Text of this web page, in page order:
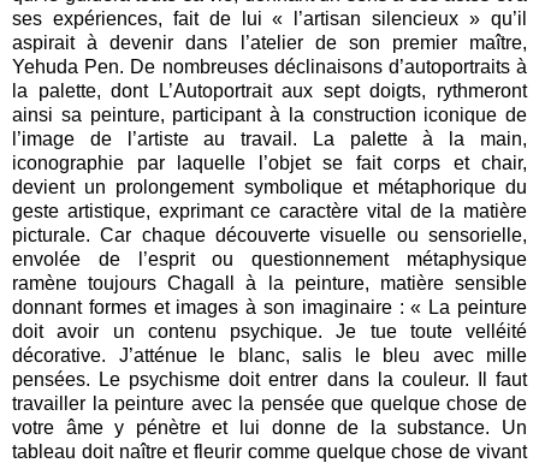
ses expériences, fait de lui « l’artisan silencieux » qu’il
aspirait à devenir dans l’atelier de son premier maître,
Yehuda Pen. De nombreuses déclinaisons d’autoportraits à
la palette, dont L’Autoportrait aux sept doigts, rythmeront
ainsi sa peinture, participant à la construction iconique de
l’image de l’artiste au travail. La palette à la main,
iconographie par laquelle l’objet se fait corps et chair,
devient un prolongement symbolique et métaphorique du
geste artistique, exprimant ce caractère vital de la matière
picturale. Car chaque découverte visuelle ou sensorielle,
envolée de l’esprit ou questionnement métaphysique
ramène toujours Chagall à la peinture, matière sensible
donnant formes et images à son imaginaire : « La peinture
doit avoir un contenu psychique. Je tue toute velléité
décorative. J’atténue le blanc, salis le bleu avec mille
pensées. Le psychisme doit entrer dans la couleur. Il faut
travailler la peinture avec la pensée que quelque chose de
votre âme y pénètre et lui donne de la substance. Un
tableau doit naître et fleurir comme quelque chose de vivant